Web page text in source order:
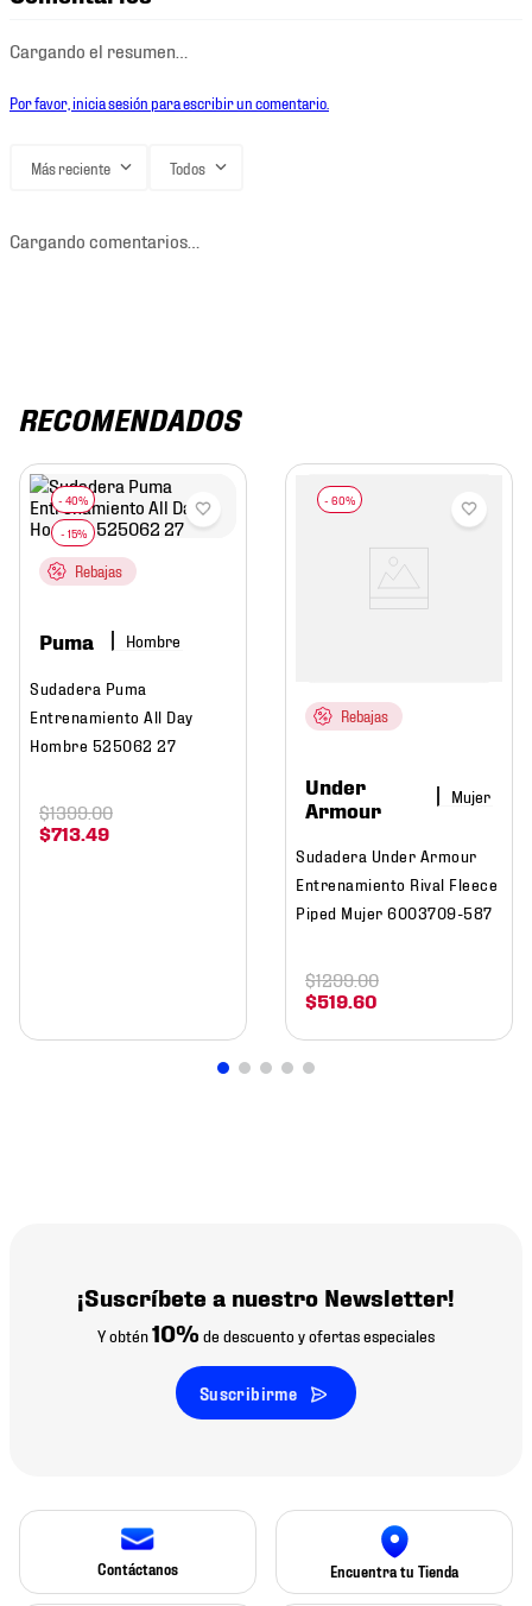
Cargando el resumen…
Por favor, inicia sesión para escribir un comentario.
Más reciente Todos
Cargando comentarios…
RECOMENDADOS
Rebajas
Puma Hombre
Sudadera Puma
Entrenamiento All Day
Hombre 525062 27
$713 49
$1399.00
Rebajas
Under
Armour
Mujer
Sudadera Under Armour
Entrenamiento Rival Fleece
Piped Mujer 6003709-587
$519 60
$1299.00
¡Suscríbete a nuestro Newsletter!
Y obtén10% de descuento y ofertas especiales
Suscribirme
Contáctanos Encuentra tu Tienda